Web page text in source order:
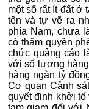
một số rất ít đất ở
tên và tự vẽ ra
phía Nam, chưa
có thẩm quyền
chức quảng cáo
với số lượng
hàng ngàn tỷ
Cơ quan Cảnh
quyết định khởi tố